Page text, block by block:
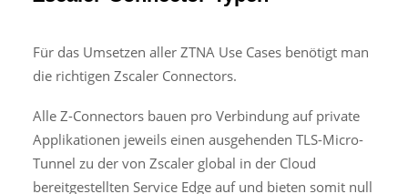
Für das Umsetzen aller ZTNA Use Cases benötigt man
die richtigen Zscaler Connectors.
Alle Z-Connectors bauen pro Verbindung auf private
Applikationen jeweils einen ausgehenden TLS-Micro-
Tunnel zu der von Zscaler global in der Cloud
bereitgestellten Service Edge auf und bieten somit null